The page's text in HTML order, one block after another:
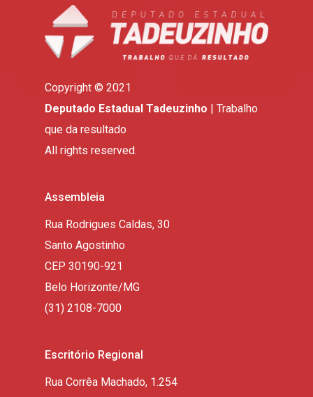
Copyright © 2021
Deputado Estadual Tadeuzinho | Trabalho
que da resultado
All rights reserved.
Assembleia
Rua Rodrigues Caldas, 30
Santo Agostinho
CEP 30190-921
Belo Horizonte/MG
(31) 2108-7000
Escritório Regional
Rua Corrêa Machado, 1.254